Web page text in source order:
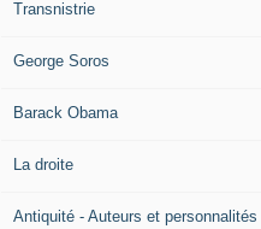
Transnistrie
George Soros
Barack Obama
La droite
Antiquité - Auteurs et personnalités